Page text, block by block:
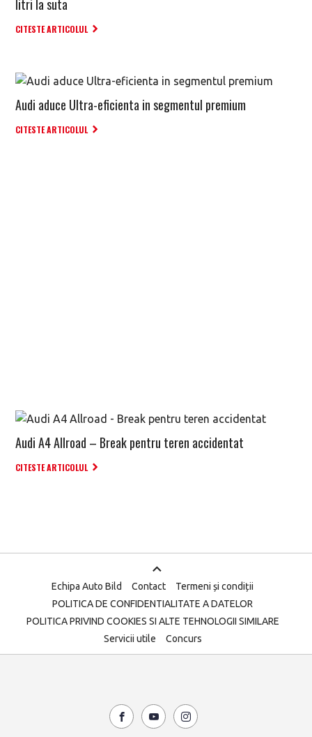
litri la suta
CITESTE ARTICOLUL
Audi aduce Ultra-eficienta in segmentul premium
CITESTE ARTICOLUL
Audi A4 Allroad – Break pentru teren accidentat
CITESTE ARTICOLUL
Echipa Auto Bild Contact
Termeni și condiții
POLITICA DE CONFIDENTIALITATE A DATELOR
POLITICA PRIVIND COOKIES SI ALTE TEHNOLOGII SIMILARE
Servicii utile
Concurs